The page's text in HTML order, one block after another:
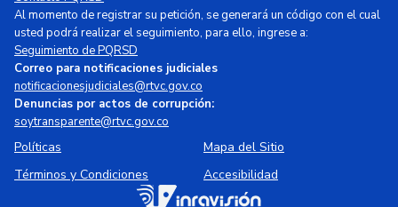
Al momento de registrar su petición, se generará un código con el cual
usted podrá realizar el seguimiento, para ello, ingrese a:
Seguimiento de PQRSD
Correo para notificaciones judiciales
notificacionesjudiciales@rtvc.gov.co
Denuncias por actos de corrupción:
soytransparente@rtvc.gov.co
Políticas
Mapa del Sitio
Términos y Condiciones
Accesibilidad